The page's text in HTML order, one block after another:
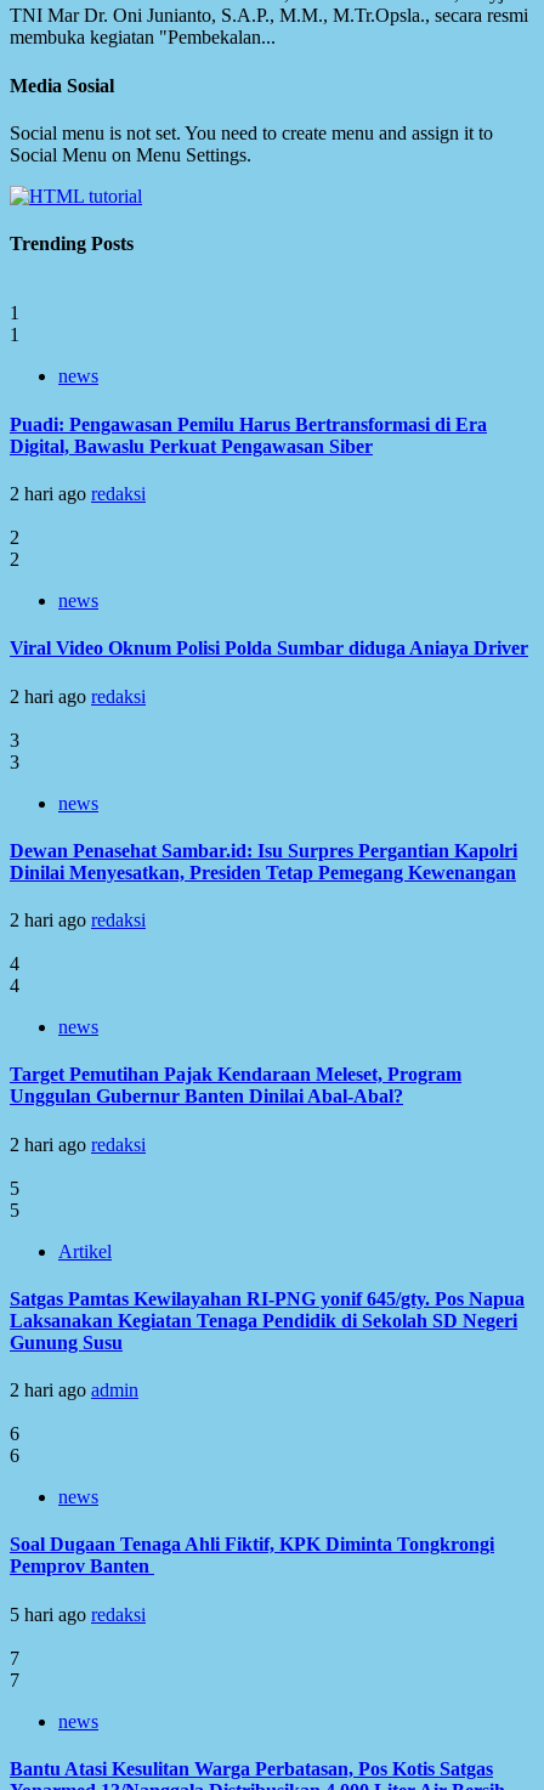
TNI Mar Dr. Oni Junianto, S.A.P., M.M., M.Tr.Opsla., secara resmi
membuka kegiatan "Pembekalan...
Media Sosial
Social menu is not set. You need to create menu and assign it to
Social Menu on Menu Settings.
Trending Posts
1
1
news
Puadi: Pengawasan Pemilu Harus Bertransformasi di Era
Digital, Bawaslu Perkuat Pengawasan Siber
2 hari ago redaksi
2
2
news
Viral Video Oknum Polisi Polda Sumbar diduga Aniaya Driver
2 hari ago redaksi
3
3
news
Dewan Penasehat Sambar.id: Isu Surpres Pergantian Kapolri
Dinilai Menyesatkan, Presiden Tetap Pemegang Kewenangan
2 hari ago redaksi
4
4
news
Target Pemutihan Pajak Kendaraan Meleset, Program
Unggulan Gubernur Banten Dinilai Abal-Abal?
2 hari ago redaksi
5
5
Artikel
Satgas Pamtas Kewilayahan RI-PNG yonif 645/gty. Pos Napua
Laksanakan Kegiatan Tenaga Pendidik di Sekolah SD Negeri
Gunung Susu
2 hari ago admin
6
6
news
Soal Dugaan Tenaga Ahli Fiktif, KPK Diminta Tongkrongi
Pemprov Banten
5 hari ago redaksi
7
7
news
Bantu Atasi Kesulitan Warga Perbatasan, Pos Kotis Satgas